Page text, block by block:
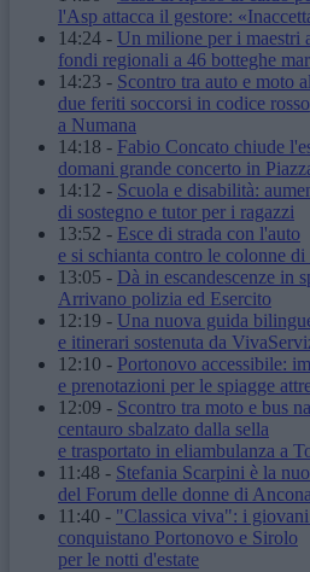
l'Asp attacca il gestore:
14:24 - Un milione per i maestri
fondi regionali a 46 botteghe
14:23 - Scontro tra auto e moto
due feriti soccorsi in codice rosso
a Numana
14:18 - Fabio Concato chiude
domani grande concerto in
14:12 - Scuola e disabilità:
di sostegno e tutor per i ragazzi
13:52 - Esce di strada con l'auto
e si schianta contro le colonne di
13:05 - Dà in escandescenze in
Arrivano polizia ed Esercito
12:19 - Una nuova guida
e itinerari sostenuta da
12:10 - Portonovo accessibile:
e prenotazioni per le spiagge
12:09 - Scontro tra moto e bus
centauro sbalzato dalla sella
e trasportato in eliambulanza a
11:48 - Stefania Scarpini è la
del Forum delle donne di Ancona
11:40 - "Classica viva": i
conquistano Portonovo e Sirolo
per le notti d'estate